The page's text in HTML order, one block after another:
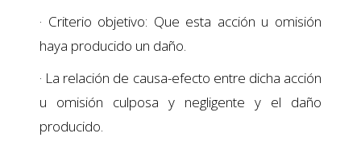
· Criterio objetivo: Que esta acción u omisión
haya producido un daño.
· La relación de causa-efecto entre dicha acción
u omisión culposa y negligente y el daño
producido.